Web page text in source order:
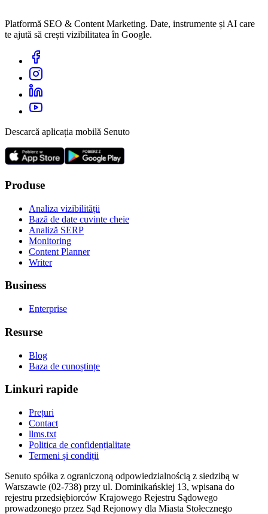
Platformă SEO & Content Marketing. Date, instrumente și AI care
te ajută să crești vizibilitatea în Google.
Descarcă aplicația mobilă Senuto
Produse
Analiza vizibilității
Bază de date cuvinte cheie
Analiză SERP
Monitoring
Content Planner
Writer
Business
Enterprise
Resurse
Blog
Baza de cunoștințe
Linkuri rapide
Prețuri
Contact
llms.txt
Politica de confidențialitate
Termeni și condiții
Senuto spółka z ograniczoną odpowiedzialnością z siedzibą w
Warszawie (02-738) przy ul. Dominikańskiej 13, wpisana do
rejestru przedsiębiorców Krajowego Rejestru Sądowego
prowadzonego przez Sąd Rejonowy dla Miasta Stołecznego